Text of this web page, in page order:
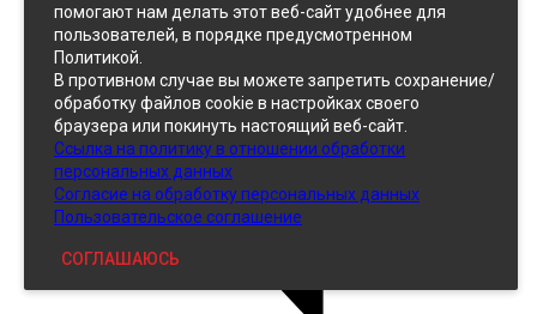
Кожзам
помогают нам делать этот веб-сайт удобнее для
пользователей, в порядке предусмотренном
Политикой.
В противном случае вы можете запретить сохранение/
обработку файлов cookie в настройках своего
браузера или покинуть настоящий веб-сайт.
Ссылка на политику в отношении обработки
персональных данных
Согласие на обработку персональных данных
Пользовательское соглашение
СОГЛАШАЮСЬ